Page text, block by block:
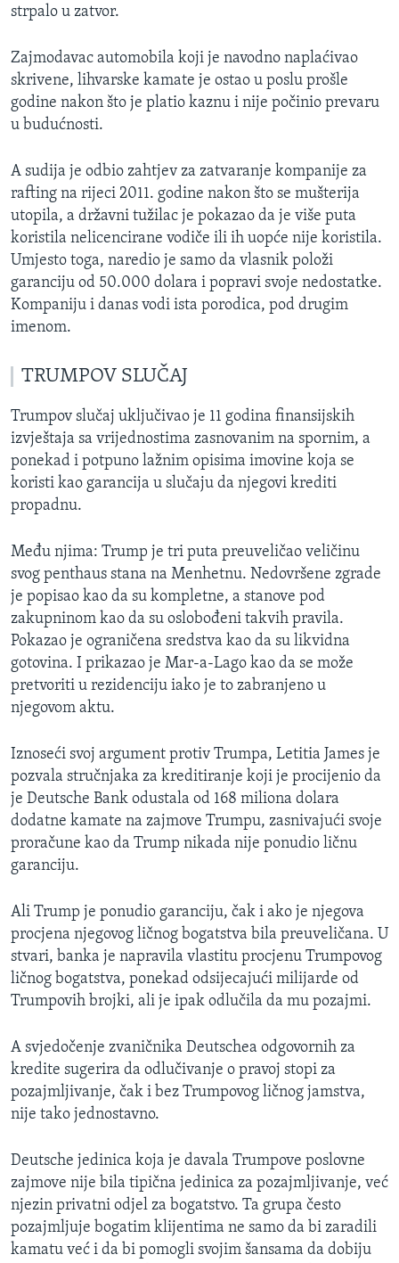
strpalo u zatvor.
Zajmodavac automobila koji je navodno naplaćivao
skrivene, lihvarske kamate je ostao u poslu prošle
godine nakon što je platio kaznu i nije počinio prevaru
u budućnosti.
A sudija je odbio zahtjev za zatvaranje kompanije za
rafting na rijeci 2011. godine nakon što se mušterija
utopila, a državni tužilac je pokazao da je više puta
koristila nelicencirane vodiče ili ih uopće nije koristila.
Umjesto toga, naredio je samo da vlasnik položi
garanciju od 50.000 dolara i popravi svoje nedostatke.
Kompaniju i danas vodi ista porodica, pod drugim
imenom.
TRUMPOV SLUČAJ
Trumpov slučaj uključivao je 11 godina finansijskih
izvještaja sa vrijednostima zasnovanim na spornim, a
ponekad i potpuno lažnim opisima imovine koja se
koristi kao garancija u slučaju da njegovi krediti
propadnu.
Među njima: Trump je tri puta preuveličao veličinu
svog penthaus stana na Menhetnu. Nedovršene zgrade
je popisao kao da su kompletne, a stanove pod
zakupninom kao da su oslobođeni takvih pravila.
Pokazao je ograničena sredstva kao da su likvidna
gotovina. I prikazao je Mar-a-Lago kao da se može
pretvoriti u rezidenciju iako je to zabranjeno u
njegovom aktu.
Iznoseći svoj argument protiv Trumpa, Letitia James je
pozvala stručnjaka za kreditiranje koji je procijenio da
je Deutsche Bank odustala od 168 miliona dolara
dodatne kamate na zajmove Trumpu, zasnivajući svoje
proračune kao da Trump nikada nije ponudio ličnu
garanciju.
Ali Trump je ponudio garanciju, čak i ako je njegova
procjena njegovog ličnog bogatstva bila preuveličana. U
stvari, banka je napravila vlastitu procjenu Trumpovog
ličnog bogatstva, ponekad odsijecajući milijarde od
Trumpovih brojki, ali je ipak odlučila da mu pozajmi.
A svjedočenje zvaničnika Deutschea odgovornih za
kredite sugerira da odlučivanje o pravoj stopi za
pozajmljivanje, čak i bez Trumpovog ličnog jamstva,
nije tako jednostavno.
Deutsche jedinica koja je davala Trumpove poslovne
zajmove nije bila tipična jedinica za pozajmljivanje, već
njezin privatni odjel za bogatstvo. Ta grupa često
pozajmljuje bogatim klijentima ne samo da bi zaradili
kamatu već i da bi pomogli svojim šansama da dobiju